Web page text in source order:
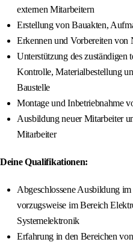
externen Mitarbeitern
Erstellung von Bauakten,
Erkennen und Vorbereiten von
Unterstützung des zuständigen
Kontrolle, Materialbestellung
Baustelle
Montage und Inbetriebnahme
Ausbildung neuer Mitarbeiter
Mitarbeiter
Deine Qualifikationen:
Abgeschlossene Ausbildung
vorzugsweise im Bereich
Systemelektronik
Erfahrung in den Bereichen